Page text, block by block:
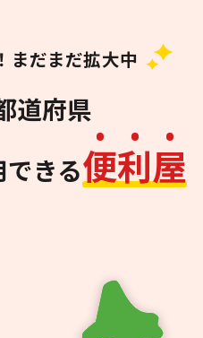
まだまだ拡大中
道府県
きる便利屋